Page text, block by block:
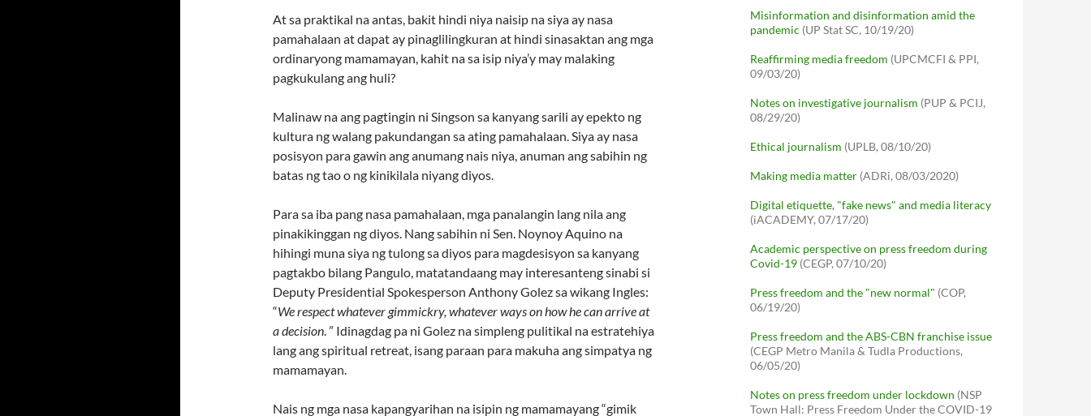
At sa praktikal na antas, bakit hindi niya naisip na siya ay nasa
pamahalaan at dapat ay pinaglilingkuran at hindi sinasaktan ang mga
ordinaryong mamamayan, kahit na sa isip niya’y may malaking
pagkukulang ang huli?
Malinaw na ang pagtingin ni Singson sa kanyang sarili ay epekto ng
kultura ng walang pakundangan sa ating pamahalaan. Siya ay nasa
posisyon para gawin ang anumang nais niya, anuman ang sabihin ng
batas ng tao o ng kinikilala niyang diyos.
Para sa iba pang nasa pamahalaan, mga panalangin lang nila ang
pinakikinggan ng diyos. Nang sabihin ni Sen. Noynoy Aquino na
hihingi muna siya ng tulong sa diyos para magdesisyon sa kanyang
pagtakbo bilang Pangulo, matatandaang may interesanteng sinabi si
Deputy Presidential Spokesperson Anthony Golez sa wikang Ingles:
“We respect whatever gimmickry, whatever ways on how he can arrive at
a decision. ” Idinagdag pa ni Golez na simpleng pulitikal na estratehiya
lang ang spiritual retreat, isang paraan para makuha ang simpatya ng
mamamayan.
Nais ng mga nasa kapangyarihan na isipin ng mamamayang “gimik
Misinformation and disinformation amid the
pandemic (UP Stat SC, 10/19/20)
Reaffirming media freedom (UPCMCFI & PPI,
09/03/20)
Notes on investigative journalism (PUP & PCIJ,
08/29/20)
Ethical journalism (UPLB, 08/10/20)
Making media matter (ADRi, 08/03/2020)
Digital etiquette, "fake news" and media literacy
(iACADEMY, 07/17/20)
Academic perspective on press freedom during
Covid-19 (CEGP, 07/10/20)
Press freedom and the "new normal" (COP,
06/19/20)
Press freedom and the ABS-CBN franchise issue
(CEGP Metro Manila & Tudla Productions,
06/05/20)
Notes on press freedom under lockdown (NSP
Town Hall: Press Freedom Under the COVID-19